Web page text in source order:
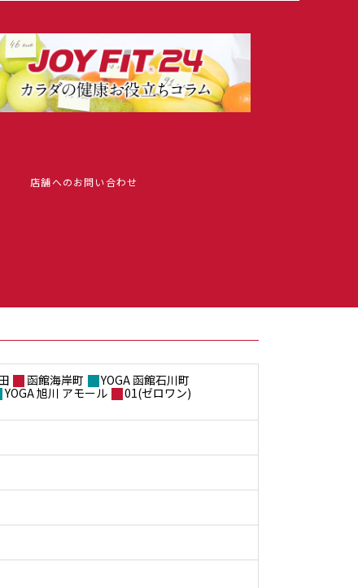
店舗へのお問い合わせ
函館海岸町
YOGA 函館石川町
YOGA 旭川 アモール
01(ゼロワン)